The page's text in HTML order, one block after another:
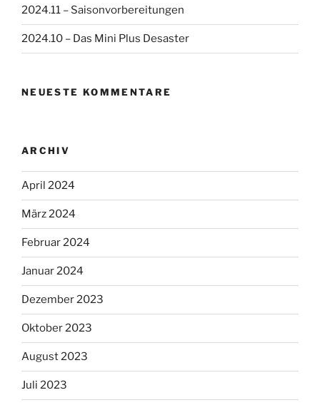
2024.11 – Saisonvorbereitungen
2024.10 – Das Mini Plus Desaster
NEUESTE KOMMENTARE
ARCHIV
April 2024
März 2024
Februar 2024
Januar 2024
Dezember 2023
Oktober 2023
August 2023
Juli 2023